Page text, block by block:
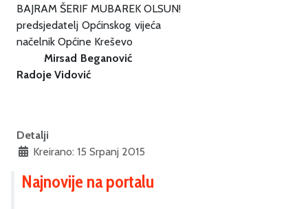
BAJRAM ŠERIF MUBAREK OLSUN!
predsjedatelj Općinskog vijeća
načelnik Općine Kreševo
Mirsad Beganović
Radoje Vidović
Detalji
Kreirano: 15 Srpanj 2015
Najnovije na portalu